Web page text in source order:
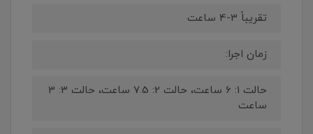
تقریباً 3-4 ساعت
زمان اجرا:
حالت 1: 6 ساعت، حالت 2: 7.5 ساعت، حالت 3: 3
ساعت